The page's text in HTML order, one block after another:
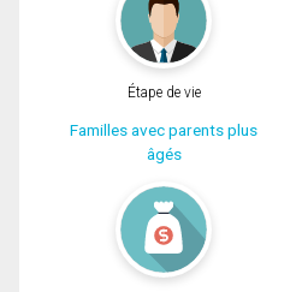
Étape de vie
Familles avec parents plus
âgés